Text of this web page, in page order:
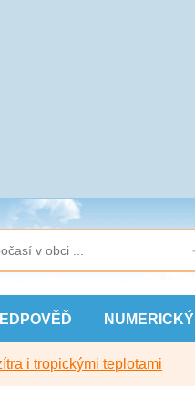
NUMERICKÝ
i tropickými teplotami